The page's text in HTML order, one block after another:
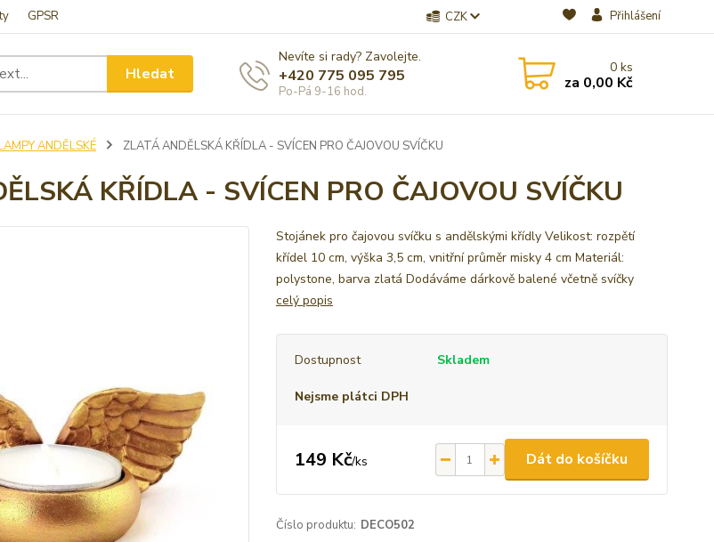
GPSR CZK Přihlášení
Hledat
Nevíte si rady? Zavolejte.
+420 775 095 795
Po-Pá 9-16 hod.
0ks
za 0,00 Kč
ANDĚLSKÉ ZLATÁ ANDĚLSKÁ KŘÍDLA - SVÍCEN PRO ČAJOVOU SVÍČKU
KŘÍDLA - SVÍCEN PRO ČAJOVOU SVÍČKU
Stojánek pro čajovou svíčku s andělskými křídly Velikost: rozpětí
křídel 10 cm, výška 3,5 cm, vnitřní průměr misky 4 cm Materiál:
polystone, barva zlatá Dodáváme dárkově balené včetně svíčky
celý popis
Dostupnost Skladem
Nejsme plátci DPH
149 Kč/ks Dát do košíčku
Číslo produktu: DECO502